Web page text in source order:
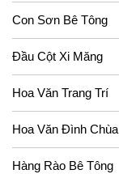
Con Sơn Bê Tông
Đầu Cột Xi Măng
Hoa Văn Trang Trí
Hoa Văn Đình Chùa
Hàng Rào Bê Tông